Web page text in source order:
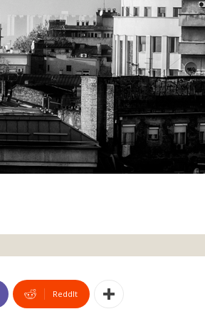
ReddIt